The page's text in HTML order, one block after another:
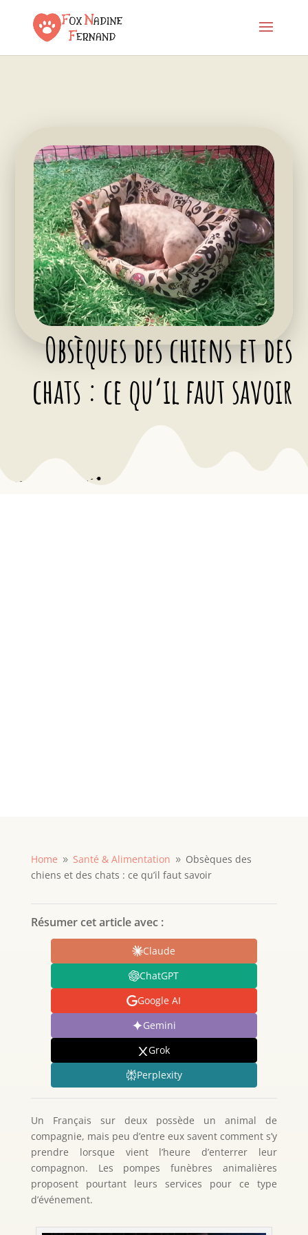
Obsèques des chiens et des
chats : ce qu’il faut savoir
Home 9 Santé & Alimentation 9 Obsèques des
chiens et des chats : ce qu’il faut savoir
Résumer cet article avec :
Claude
ChatGPT
Google AI
Gemini
Grok
Perplexity
Un Français sur deux possède un animal de
compagnie, mais peu d’entre eux savent comment s’y
prendre lorsque vient l’heure d’enterrer leur
compagnon. Les pompes funèbres animalières
proposent pourtant leurs services pour ce type
d’événement.